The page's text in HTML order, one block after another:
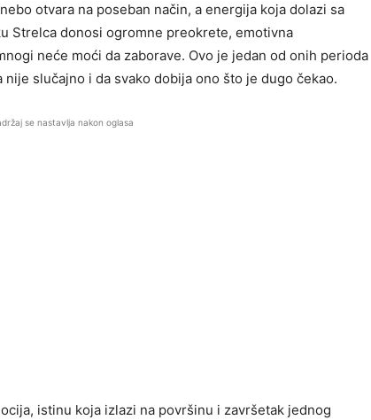
otvara na poseban način, a energija koja dolazi sa
Strelca donosi ogromne preokrete, emotivna
neće moći da zaborave. Ovo je jedan od onih perioda
slučajno i da svako dobija ono što je dugo čekao.
se nastavlja nakon oglasa
istinu koja izlazi na površinu i završetak jednog